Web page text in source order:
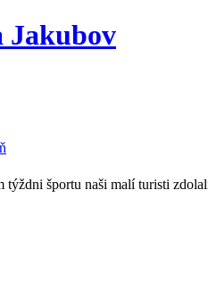
Jakubov
týždni športu naši malí turisti